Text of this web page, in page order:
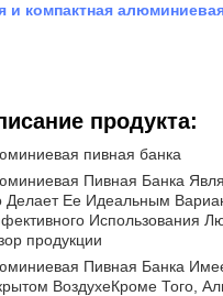
и компактная
продукта:
пивная банка
Пивная Банка
Делает Ее Идеальным
Использования
продукции
Пивная Банка
ВоздухеКроме Того,